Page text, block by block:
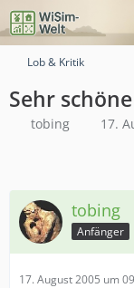
Lob & Kritik
Sehr
tobing 17.
tobing
Anfänger
17. August 2005 um